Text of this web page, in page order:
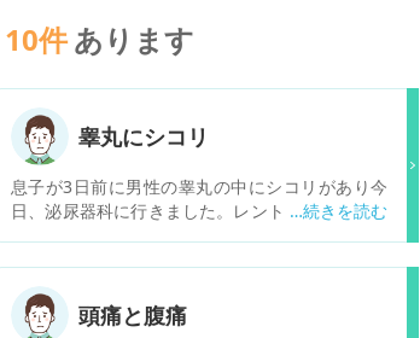
10件あります
睾丸にシコリ
息子が3日前に男性の睾丸の中にシコリがあり今
日、泌尿器科に行きました。レントゲン、エコー
と書いてありました。息子が先生から説明された
のが精子を作る横に2つシコリがある(1個は良く
男性にあるが2個は珍しい)炎症をおこしている。
頭痛と腹痛